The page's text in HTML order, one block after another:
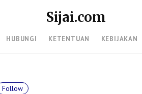
Sijai.com
HUBUNGI KETENTUAN KEBIJAKAN
Follow